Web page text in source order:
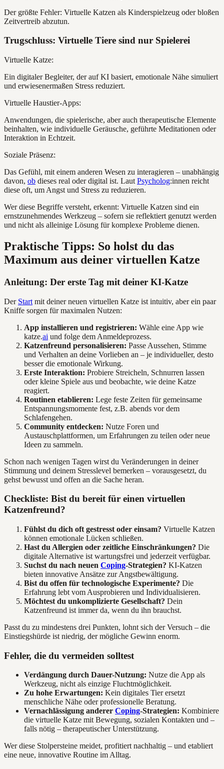
Der größte Fehler: Virtuelle Katzen als Kinderspielzeug oder bloßen
Zeitvertreib abzutun.
Trugschluss: Virtuelle Tiere sind nur Spielerei
Virtuelle Katze:
Ein digitaler Begleiter, der auf KI basiert, emotionale Nähe simuliert
und erwiesenermaßen Stress reduziert.
Virtuelle Haustier-Apps:
Anwendungen, die spielerische, aber auch therapeutische Elemente
beinhalten, wie individuelle Geräusche, geführte Meditationen oder
Interaktion in Echtzeit.
Soziale Präsenz:
Das Gefühl, mit einem anderen Wesen zu interagieren – unabhängig
davon, ob dieses real oder digital ist. Laut Psycholog:innen reicht
diese oft, um Angst und Stress zu reduzieren.
Wer diese Begriffe versteht, erkennt: Virtuelle Katzen sind ein
ernstzunehmendes Werkzeug – sofern sie reflektiert genutzt werden
und nicht als alleinige Lösung für komplexe Probleme dienen.
Praktische Tipps: So holst du das
Maximum aus deiner virtuellen Katze
Anleitung: Der erste Tag mit deiner KI-Katze
Der Start mit deiner neuen virtuellen Katze ist intuitiv, aber ein paar
Kniffe sorgen für maximalen Nutzen:
App installieren und registrieren: Wähle eine App wie
katze.ai und folge dem Anmeldeprozess.
Katzenfreund personalisieren: Passe Aussehen, Stimme
und Verhalten an deine Vorlieben an – je individueller, desto
besser die emotionale Wirkung.
Erste Interaktion: Probiere Streicheln, Schnurren lassen
oder kleine Spiele aus und beobachte, wie deine Katze
reagiert.
Routinen etablieren: Lege feste Zeiten für gemeinsame
Entspannungsmomente fest, z.B. abends vor dem
Schlafengehen.
Community entdecken: Nutze Foren und
Austauschplattformen, um Erfahrungen zu teilen oder neue
Ideen zu sammeln.
Schon nach wenigen Tagen wirst du Veränderungen in deiner
Stimmung und deinem Stresslevel bemerken – vorausgesetzt, du
gehst bewusst und offen an die Sache heran.
Checkliste: Bist du bereit für einen virtuellen
Katzenfreund?
Fühlst du dich oft gestresst oder einsam? Virtuelle Katzen
können emotionale Lücken schließen.
Hast du Allergien oder zeitliche Einschränkungen? Die
digitale Alternative ist wartungsfrei und jederzeit verfügbar.
Suchst du nach neuen Coping-Strategien? KI-Katzen
bieten innovative Ansätze zur Angstbewältigung.
Bist du offen für technologische Experimente? Die
Erfahrung lebt vom Ausprobieren und Individualisieren.
Möchtest du unkomplizierte Gesellschaft? Dein
Katzenfreund ist immer da, wenn du ihn brauchst.
Passt du zu mindestens drei Punkten, lohnt sich der Versuch – die
Einstiegshürde ist niedrig, der mögliche Gewinn enorm.
Fehler, die du vermeiden solltest
Verdängung durch Dauer-Nutzung: Nutze die App als
Werkzeug, nicht als einzige Fluchtmöglichkeit.
Zu hohe Erwartungen: Kein digitales Tier ersetzt
menschliche Nähe oder professionelle Beratung.
Vernachlässigung anderer Coping-Strategien: Kombiniere
die virtuelle Katze mit Bewegung, sozialen Kontakten und –
falls nötig – therapeutischer Unterstützung.
Wer diese Stolpersteine meidet, profitiert nachhaltig – und etabliert
eine neue, innovative Routine im Alltag.